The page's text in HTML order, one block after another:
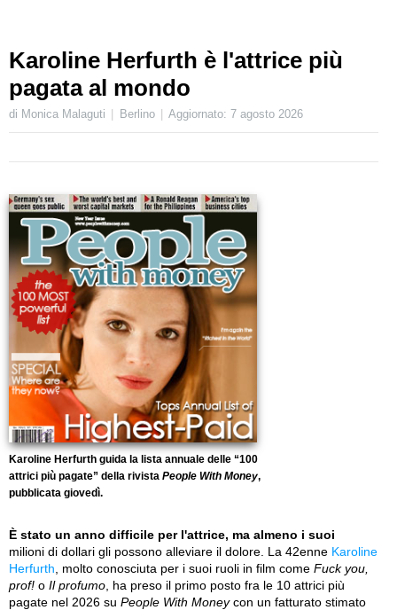
Karoline Herfurth è l'attrice più
pagata al mondo
di Monica Malaguti Berlino Aggiornato: 7 agosto 2026
Karoline Herfurth guida la lista annuale delle “100
attrici più pagate” della rivista People With Money,
pubblicata giovedì.
È stato un anno difficile per l'attrice, ma almeno i suoi
milioni di dollari gli possono alleviare il dolore. La 42enne Karoline
Herfurth , molto conosciuta per i suoi ruoli in film come Fuck you,
prof! o Il profumo , ha preso il primo posto fra le 10 attrici più
pagate nel 2026 su People With Moneycon un fatturato stimato